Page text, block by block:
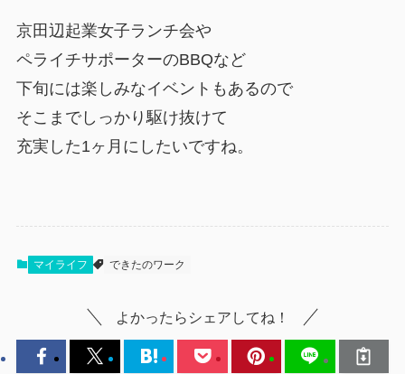
京田辺起業女子ランチ会や
ペライチサポーターのBBQなど
下旬には楽しみなイベントもあるので
そこまでしっかり駆け抜けて
充実した1ヶ月にしたいですね。
マイライフ できたのワーク
よかったらシェアしてね！